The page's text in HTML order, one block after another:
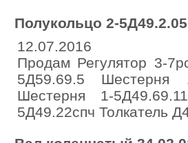
Полукольцо 2-5Д49.2.05
12.07.2016
Продам Регулятор 3-
5Д59.69.5 Шестерня
Шестерня 1-
5Д49.22спч Толкатель